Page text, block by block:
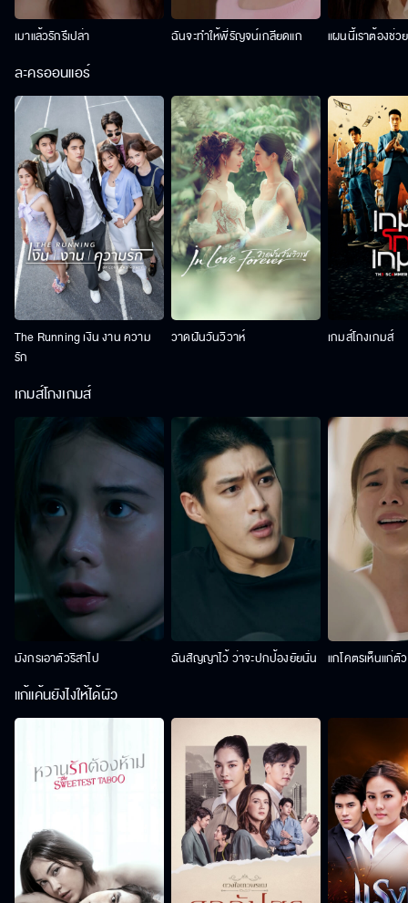
เมาแล้วรักรึเปล่า ฉันจะทำให้พี่รัญจน์เกลียดแก แผนนี้เราต้องช่ว
ละครออนแอร์
The Running เงิน งาน ความ
รัก
วาดฝันวันวิวาห์ เกมส์โกงเกมส์
เกมส์โกงเกมส์
มังกรเอาตัวริสาไป ฉันสัญญาไว้ ว่าจะปกป้องยัยนั่น แกโคตรเห็นแก่ตั
แก้แค้นยังไงให้ได้ผัว